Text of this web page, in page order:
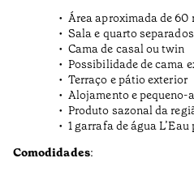
Área aproximada de 60
Sala e quarto separados
Cama de casal ou twin
Possibilidade de cama
Terraço e pátio exterior
Alojamento e pequeno-
Produto sazonal da
1 garrafa de água L’Eau
Comodidades: